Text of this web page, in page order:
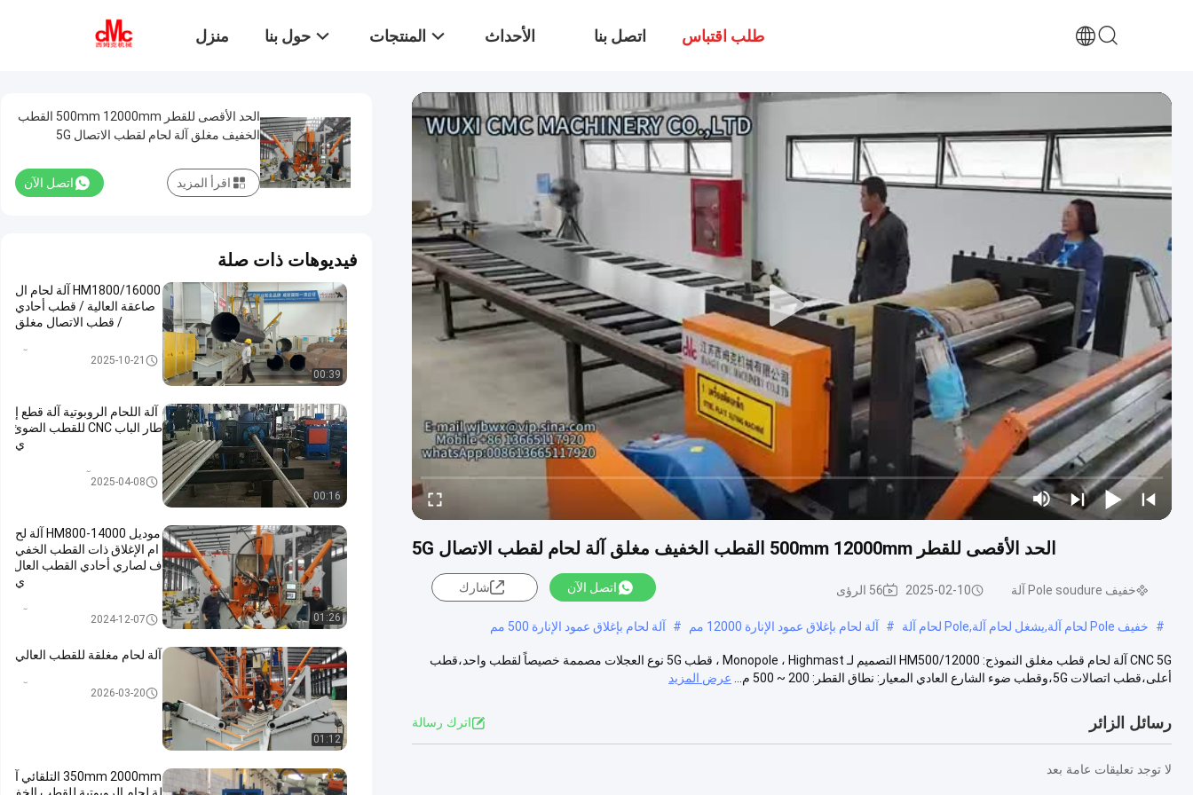
منزل حول بنا المنتجات الأحداث اتصل بنا طلب اقتباس
الحد الأقصى للقطر 500mm 12000mm القطب الخفيف مغلق آلة لحام لقطب الاتصال 5G
خفيف Pole soudure آلة 2025-02-10 56 الرؤى اتصل الآن شارك
# خفيف Pole لحام آلة,يشغل لحام آلة,Pole لحام آلة # آلة لحام بإغلاق عمود الإنارة 12000 مم # آلة لحام بإغلاق عمود الإنارة 500 مم
CNC 5G آلة لحام قطب مغلق النموذج: HM500/12000 التصميم لـ Monopole ، Highmast ، قطب 5G نوع العجلات مصممة خصيصاً لقطب واحد،قطب
أعلى،قطب اتصالات 5G،وقطب ضوء الشارع العادي المعيار: نطاق القطر: 200 ~ 500 م...
عرض المزيد
رسائل الزائر اترك رسالة
لا توجد تعليقات عامة بعد
الحد الأقصى للقطر 500mm 12000mm القطب
الخفيف مغلق آلة لحام لقطب الاتصال 5G
اتصل الآن اقرأ المزيد
فيديوهات ذات صلة
00:39
HM1800/16000 آلة لحام ال
صاعقة العالية / قطب أحادي
/ قطب الاتصال مغلق
خفيف Pole soudure آلة
2025-10-21
00:16
آلة اللحام الروبوتية آلة قطع إ
طار الباب CNC للقطب الضوئ
ي
2025-04-08
01:26
موديل HM800-14000 آلة لح
ام الإغلاق ذات القطب الخفي
ف لصاري أحادي القطب العال
ي
خفيف Pole soudure آلة
2024-12-07
01:12
آلة لحام مغلقة للقطب العالي
خفيف Pole soudure آلة
2026-03-20
350mm 2000mm التلقائي آ